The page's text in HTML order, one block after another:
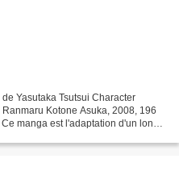
Yasutaka Tsutsui Character
Kotone Asuka, 2008, 196
manga est l'adaptation d'un long